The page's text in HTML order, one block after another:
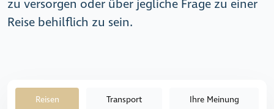
zu versorgen oder über jegliche Frage zu einer
Reise behilflich zu sein.
Reisen Transport Ihre Meinung